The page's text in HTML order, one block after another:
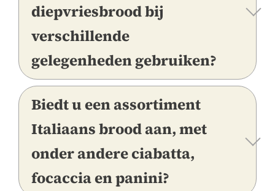
diepvriesbrood bij
verschillende
gelegenheden gebruiken?
Biedt u een assortiment
Italiaans brood aan, met
onder andere ciabatta,
focaccia en panini?